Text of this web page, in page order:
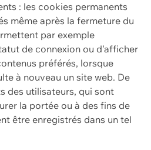
: les cookies permanents
même après la fermeture du
par exemple
de connexion ou d'afficher
préférés, lorsque
à nouveau un site web. De
des utilisateurs, qui sont
la portée ou à des fins de
être enregistrés dans un tel